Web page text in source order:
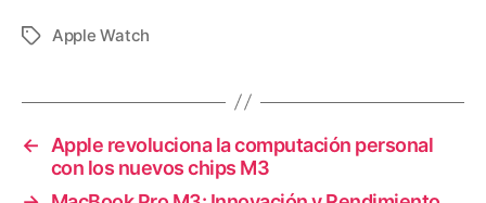
E
q
e
Apple Watch
←
Apple revoluciona la computación personal
con los nuevos chips M3